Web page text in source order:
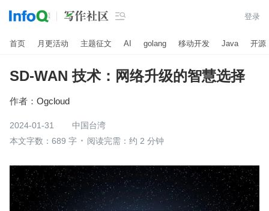
 登录
首页 月更活动 主题征文 AI golang 移动开发 Java 开源
SD-WAN 技术：网络升级的智慧选择
作者： Ogcloud
2024-01-31
中国台湾
本文字数：689 字
阅读完需：约 2 分钟